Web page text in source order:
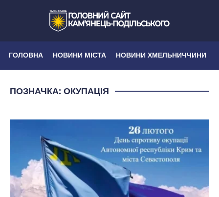
ГОЛОВНА НОВИНИ МІСТА НОВИНИ ХМЕЛЬНИЧЧИНИ
ПОЗНАЧКА: ОКУПАЦІЯ